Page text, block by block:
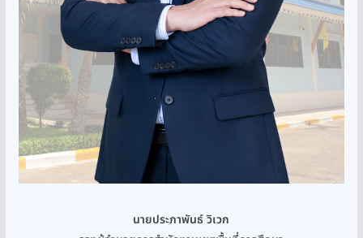
นายประภาพันธ์ วิเวก